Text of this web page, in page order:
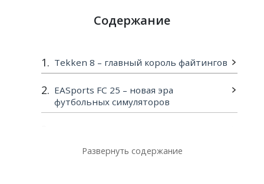
Содержание
Tekken 8 – главный король файтингов
EASports FC 25 – новая эра
футбольных симуляторов
Развернуть содержание